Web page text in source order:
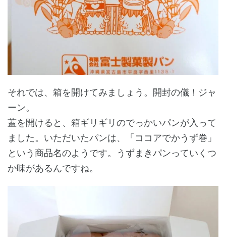
それでは、箱を開けてみましょう。開封の儀！ジャ
ーン。
蓋を開けると、箱ギリギリのでっかいパンが入って
ました。いただいたパンは、「ココアでかうず巻」
という商品名のようです。うずまきパンっていくつ
か味があるんですね。